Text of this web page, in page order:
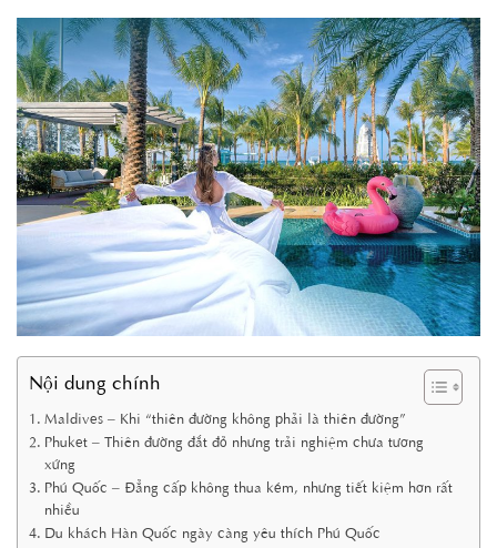
Nội dung chính
Maldives – Khi “thiên đường không phải là thiên đường”
Phuket – Thiên đường đắt đỏ nhưng trải nghiệm chưa tương
xứng
Phú Quốc – Đẳng cấp không thua kém, nhưng tiết kiệm hơn rất
nhiều
Du khách Hàn Quốc ngày càng yêu thích Phú Quốc